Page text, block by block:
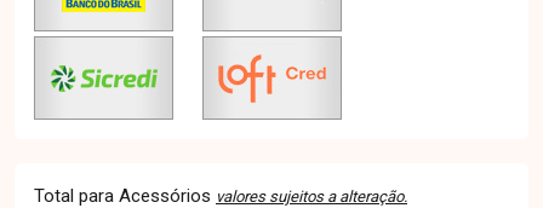
Total para Acessórios valores sujeitos a alteração.